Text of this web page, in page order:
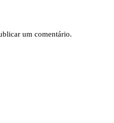
um comentário.